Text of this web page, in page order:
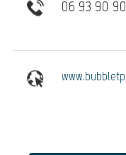
06 93 90 90